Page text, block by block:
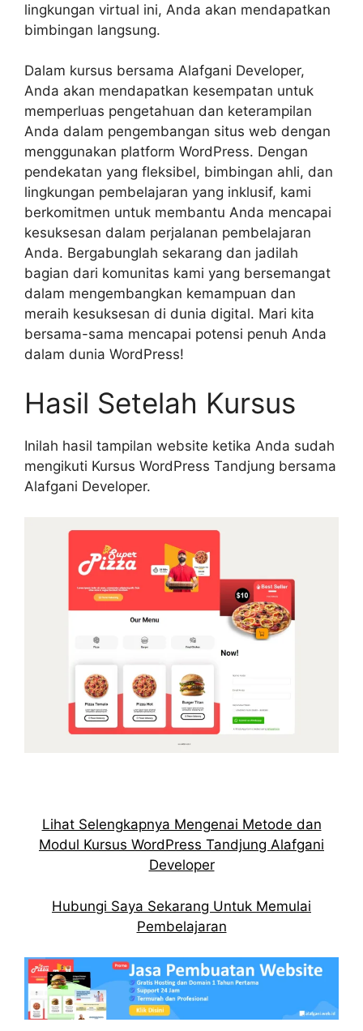
lingkungan virtual ini, Anda akan mendapatkan
bimbingan langsung.
Dalam kursus bersama Alafgani Developer,
Anda akan mendapatkan kesempatan untuk
memperluas pengetahuan dan keterampilan
Anda dalam pengembangan situs web dengan
menggunakan platform WordPress. Dengan
pendekatan yang fleksibel, bimbingan ahli, dan
lingkungan pembelajaran yang inklusif, kami
berkomitmen untuk membantu Anda mencapai
kesuksesan dalam perjalanan pembelajaran
Anda. Bergabunglah sekarang dan jadilah
bagian dari komunitas kami yang bersemangat
dalam mengembangkan kemampuan dan
meraih kesuksesan di dunia digital. Mari kita
bersama-sama mencapai potensi penuh Anda
dalam dunia WordPress!
Hasil Setelah Kursus
Inilah hasil tampilan website ketika Anda sudah
mengikuti Kursus WordPress Tandjung bersama
Alafgani Developer.
Lihat Selengkapnya Mengenai Metode dan
Modul Kursus WordPress Tandjung Alafgani
Developer
Hubungi Saya Sekarang Untuk Memulai
Pembelajaran